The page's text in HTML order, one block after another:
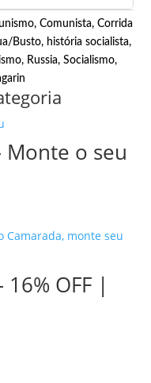
,Comunista,Corrida
Busto, história socialista,
, Russia,Socialismo,
o seu
OFF |